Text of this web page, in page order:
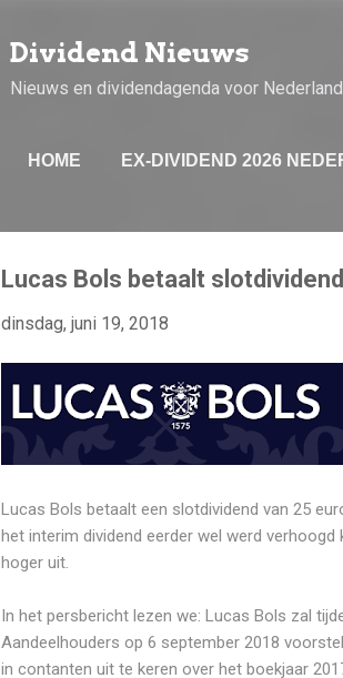
Dividend Nieuws
Nieuws en dividendagenda voor
HOME EX-DIVIDEND 2026
Lucas Bols betaalt
dinsdag, juni 19, 2018
Lucas Bols betaalt een slotdividend van 25
het interim dividend eerder wel werd
hoger uit.
In het persbericht lezen we: Lucas Bols zal
Aandeelhouders op 6 september 2018
in contanten uit te keren over het boekjaar